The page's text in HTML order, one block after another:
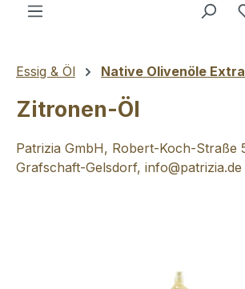
Essig & Öl Native Olivenöle Extra
Zitronen-Öl
Patrizia GmbH, Robert-Koch-Straße
Grafschaft-Gelsdorf, info@patrizia.de